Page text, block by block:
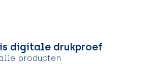
digitale drukproef
producten